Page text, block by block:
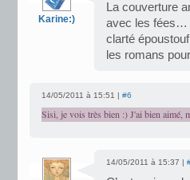
Karine:)
La couverture
avec les fées…
clarté
les romans
14/05/2011 à 15:51 | #6
Sisi, je vois très bien :) J'ai bien aimé,
14/05/2011 à 15:37 |